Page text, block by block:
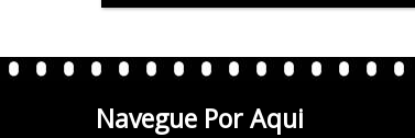
Navegue Por Aqui